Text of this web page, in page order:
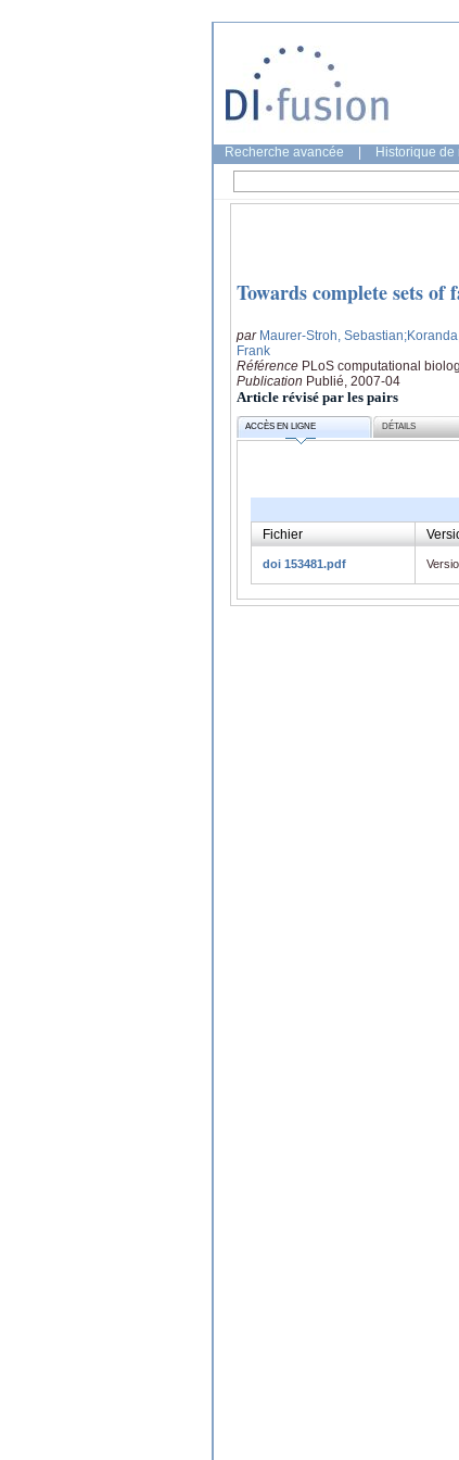
Recherche avancée Historique de
Towards complete sets
par Maurer-Stroh, Sebastian
Frank
Référence PLoS computational
Publication Publié, 2007-04
Article révisé par les pairs
ACCÈS EN LIGNE DÉTAILS
Fichier
doi 153481.pdf